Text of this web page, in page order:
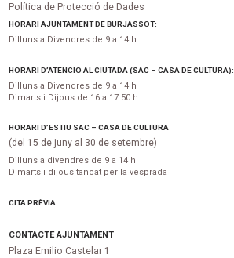
Política de Protecció de Dades
HORARI AJUNTAMENT DE BURJASSOT:
Dilluns a Divendres de 9 a 14 h
HORARI D’ATENCIÓ AL CIUTADÀ (SAC – CASA DE CULTURA):
Dilluns a Divendres de 9 a 14 h
Dimarts i Dijous de 16 a 17:50 h
HORARI D’ESTIU SAC – CASA DE CULTURA
(del 15 de juny al 30 de setembre)
Dilluns a divendres de 9 a 14 h
Dimarts i dijous tancat per la vesprada
CITA PRÈVIA
CONTACTE AJUNTAMENT
Plaza Emilio Castelar 1